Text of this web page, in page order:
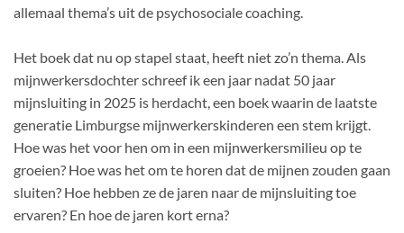
allemaal thema’s uit de psychosociale coaching.
Het boek dat nu op stapel staat, heeft niet zo’n thema. Als
mijnwerkersdochter schreef ik een jaar nadat 50 jaar
mijnsluiting in 2025 is herdacht, een boek waarin de laatste
generatie Limburgse mijnwerkerskinderen een stem krijgt.
Hoe was het voor hen om in een mijnwerkersmilieu op te
groeien? Hoe was het om te horen dat de mijnen zouden gaan
sluiten? Hoe hebben ze de jaren naar de mijnsluiting toe
ervaren? En hoe de jaren kort erna?